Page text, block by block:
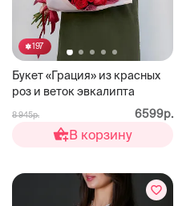
197
Букет «Грация» из красных
роз и веток эвкалипта
8 945р. 6599р.
В корзину